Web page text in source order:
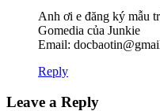
Anh ơi e đăng ký mẫu
Gomedia của Junkie
Email:
Reply
Leave a Reply